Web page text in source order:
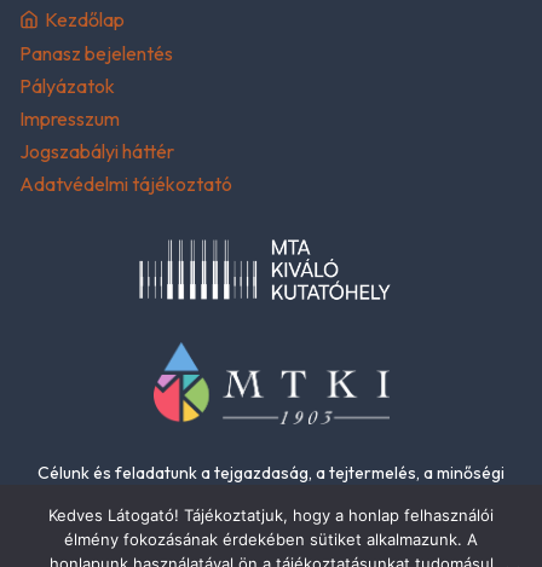
Kezdőlap
Panasz bejelentés
Pályázatok
Impresszum
Jogszabályi háttér
Adatvédelmi tájékoztató
Célunk és feladatunk a tejgazdaság, a tejtermelés, a minőségi
Kedves Látogató! Tájékoztatjuk, hogy a honlap felhasználói
élmény fokozásának érdekében sütiket alkalmazunk. A